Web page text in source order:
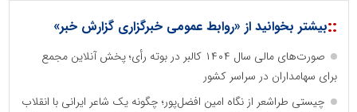
::بیشتر بخوانید از «روابط عمومی خبرگزاری گزارش خبر»
صورت‌های مالی سال ۱۴۰۴ کالبر در بوته رأی؛ پخش آنلاین مجمع
برای سهامداران در سراسر کشور
چیستی طراشعر از نگاه امین افضل‌پور؛ چگونه یک شاعر ایرانی با انقلاب